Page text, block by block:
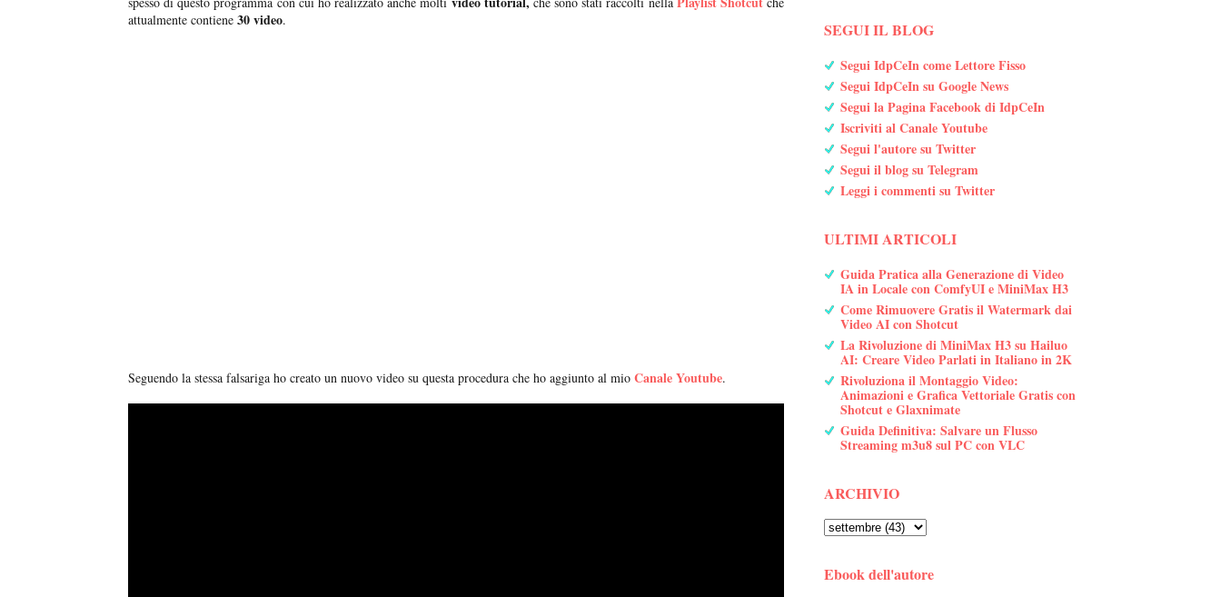
attualmente contiene 30 video.
Seguendo la stessa falsariga ho creato un nuovo video su questa procedura che ho aggiunto al mio Canale Youtube.
SEGUI IL BLOG
Segui IdpCeIn come Lettore Fisso
Segui IdpCeIn su Google News
Segui la Pagina Facebook di IdpCeIn
Iscriviti al Canale Youtube
Segui l'autore su Twitter
Segui il blog su Telegram
Leggi i commenti su Twitter
ULTIMI ARTICOLI
Guida Pratica alla Generazione di Video
IA in Locale con ComfyUI e MiniMax H3
Come Rimuovere Gratis il Watermark dai
Video AI con Shotcut
La Rivoluzione di MiniMax H3 su Hailuo
AI: Creare Video Parlati in Italiano in 2K
Rivoluziona il Montaggio Video:
Animazioni e Grafica Vettoriale Gratis con
Shotcut e Glaxnimate
Guida Definitiva: Salvare un Flusso
Streaming m3u8 sul PC con VLC
ARCHIVIO
Ebook dell'autore